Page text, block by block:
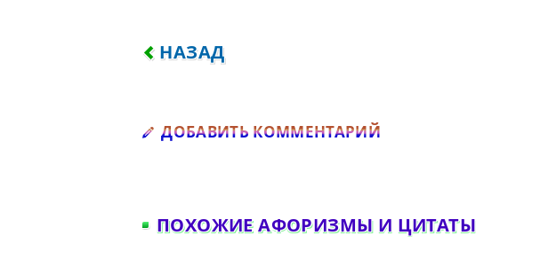
ПРЕДЫДУЩИЙ: ПУТЕШЕСТВИЯ ПОТЕРЯЛИ
НАЗАД
ДОБАВИТЬ КОММЕНТАРИЙ
ПОХОЖИЕ АФОРИЗМЫ И ЦИТАТЫ